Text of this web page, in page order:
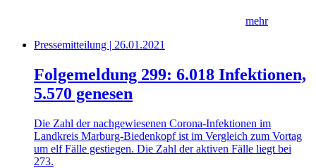
mehr
Pressemitteilung | 26.01.2021
Folgemeldung 299: 6.018 Infektionen,
5.570 genesen
Die Zahl der nachgewiesenen Corona-Infektionen im
Landkreis Marburg-Biedenkopf ist im Vergleich zum Vortag
um elf Fälle gestiegen. Die Zahl der aktiven Fälle liegt bei
273.